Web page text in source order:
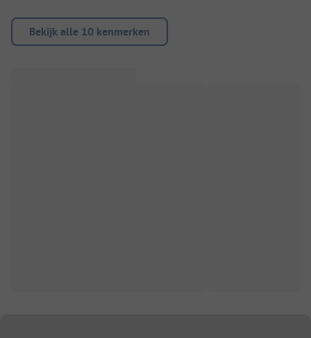
Bekijk alle 10 kenmerken